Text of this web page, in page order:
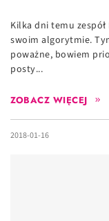
Kilka dni temu
swoim algorytmie.
poważne, bowiem
posty...
ZOBACZ WIĘCEJ
2018-01-16